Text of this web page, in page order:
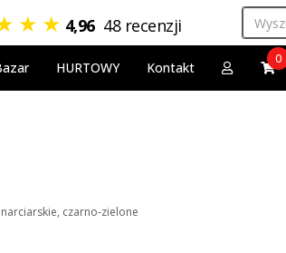
★ ★ 4,96 48 recenzji
HURTOWY Kontakt
0
czarno-zielone